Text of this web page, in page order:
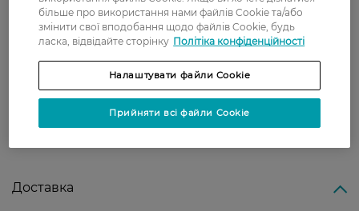
м'ятний присмак.
Людмила
27 вересня, 2021
Прекрасно освежает, качество на
Показати ще
Доставка
більше про використання нами файлів Cookie та/або
змінити свої вподобання щодо файлів Cookie, будь
ласка, відвідайте сторінку Політіка конфіденційності
Налаштувати файли Cookie
Прийняти всі файли Cookie